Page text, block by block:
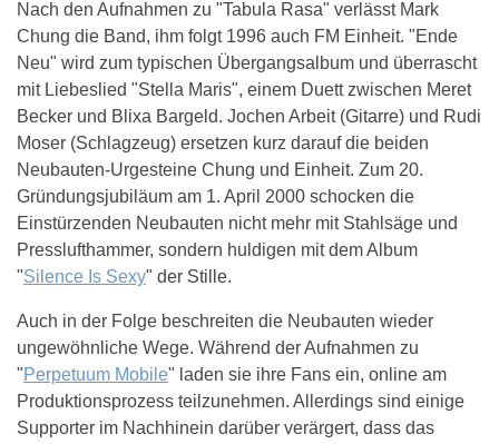
Nach den Aufnahmen zu "Tabula Rasa" verlässt Mark
Chung die Band, ihm folgt 1996 auch FM Einheit. "Ende
Neu" wird zum typischen Übergangsalbum und überrascht
mit Liebeslied "Stella Maris", einem Duett zwischen Meret
Becker und Blixa Bargeld. Jochen Arbeit (Gitarre) und Rudi
Moser (Schlagzeug) ersetzen kurz darauf die beiden
Neubauten-Urgesteine Chung und Einheit. Zum 20.
Gründungsjubiläum am 1. April 2000 schocken die
Einstürzenden Neubauten nicht mehr mit Stahlsäge und
Presslufthammer, sondern huldigen mit dem Album
"Silence Is Sexy" der Stille.
Auch in der Folge beschreiten die Neubauten wieder
ungewöhnliche Wege. Während der Aufnahmen zu
"Perpetuum Mobile" laden sie ihre Fans ein, online am
Produktionsprozess teilzunehmen. Allerdings sind einige
Supporter im Nachhinein darüber verärgert, dass das